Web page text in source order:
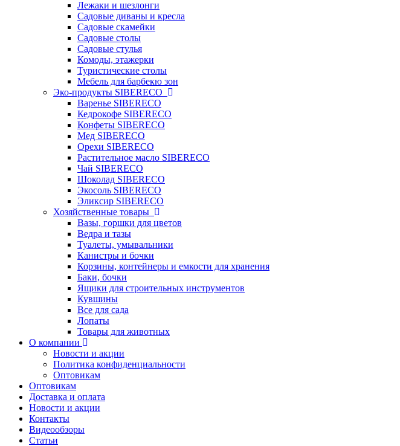
Лежаки и шезлонги
Садовые диваны и кресла
Садовые скамейки
Садовые столы
Садовые стулья
Комоды, этажерки
Туристические столы
Мебель для барбекю зон
Эко-продукты SIBERECO
Варенье SIBERECO
Кедрокофе SIBERECO
Конфеты SIBERECO
Мед SIBERECO
Орехи SIBERECO
Растительное масло SIBERECO
Чай SIBERECO
Шоколад SIBERECO
Экосоль SIBERECO
Эликсир SIBERECO
Хозяйственные товары
Вазы, горшки для цветов
Ведра и тазы
Туалеты, умывальники
Канистры и бочки
Корзины, контейнеры и емкости для хранения
Баки, бочки
Ящики для строительных инструментов
Кувшины
Все для сада
Лопаты
Товары для животных
О компании
Новости и акции
Политика конфиденциальности
Оптовикам
Оптовикам
Доставка и оплата
Новости и акции
Контакты
Видеообзоры
Статьи